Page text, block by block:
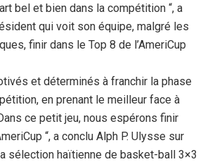
bel et bien dans la compétition “, a
qui voit son équipe, malgré les
finir dans le Top 8 de l’AmeriCup
et déterminés à franchir la phase
en prenant le meilleur face à
ce petit jeu, nous espérons finir
“, a conclu Alph P. Ulysse sur
sélection haïtienne de basket-ball 3×3